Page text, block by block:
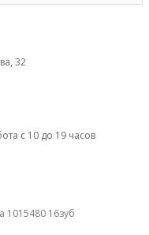
32
с 10 до 19 часов
1015480 16зуб